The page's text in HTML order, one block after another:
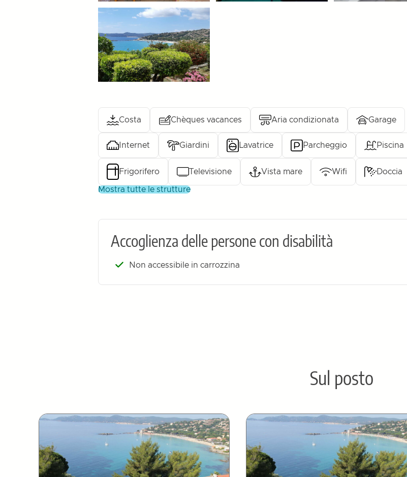
Costa Chèques vacances Aria condizionata Garage
Internet Giardini Lavatrice Parcheggio Piscina
Frigorifero Televisione Vista mare Wifi Doccia
mostra tutte le strutture
Accoglienza delle persone con disabilità
Non accessibile in carrozzina
Sul posto